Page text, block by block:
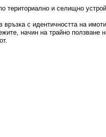
териториално и селищно
с идентичността на
начин на трайно ползване